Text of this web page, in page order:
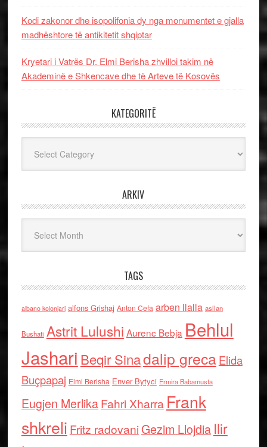
Kodi zakonor dhe isopolifonia dy nga monumentet e gjalla
madhështore të antikitetit shqiptar
Kryetari i Vatrës Dr. Elmi Berisha zhvilloi takim në
Akademinë e Shkencave dhe të Arteve të Kosovës
KATEGORITË
ARKIV
TAGS
albano kolonjari alfons Grishaj Anton Cefa arben llalla asllan
Bushati Astrit Lulushi Aurenc Bebja Behlul
Jashari Beqir Sinadalip grecaElida
Buçpapaj Elmi Berisha Enver Bytyci Ermira Babamusta
Eugjen MerlikaFahri Xharra Frank
shkreli Fritz radovaniGezim Llojdia Ilir